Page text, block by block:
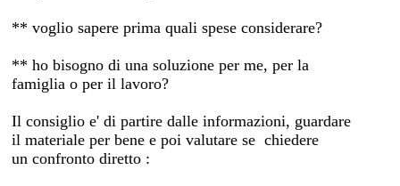
** voglio sapere prima quali spese considerare?
** ho bisogno di una soluzione per me, per la
famiglia o per il lavoro?
Il consiglio e' di partire dalle informazioni, guardare
il materiale per bene e poi valutare se chiedere
un confronto diretto :